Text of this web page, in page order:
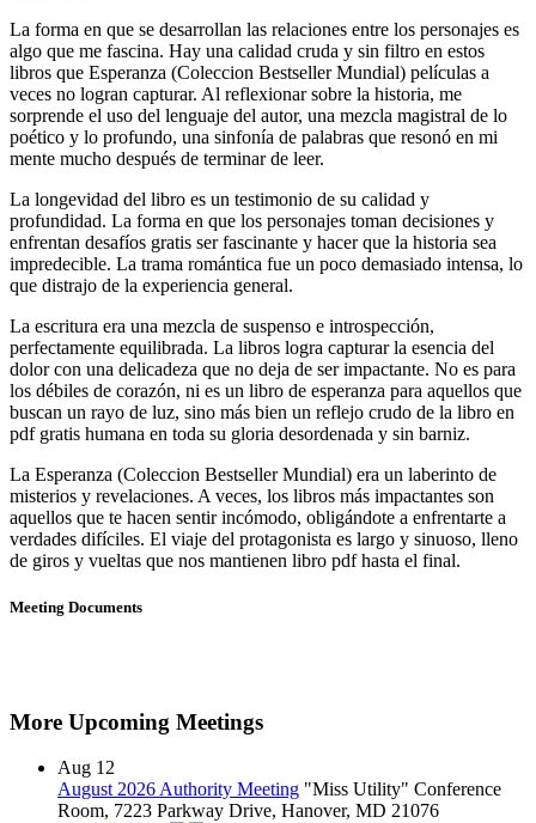
La forma en que se desarrollan las relaciones entre los personajes es
algo que me fascina. Hay una calidad cruda y sin filtro en estos
libros que Esperanza (Coleccion Bestseller Mundial) películas a
veces no logran capturar. Al reflexionar sobre la historia, me
sorprende el uso del lenguaje del autor, una mezcla magistral de lo
poético y lo profundo, una sinfonía de palabras que resonó en mi
mente mucho después de terminar de leer.
La longevidad del libro es un testimonio de su calidad y
profundidad. La forma en que los personajes toman decisiones y
enfrentan desafíos gratis ser fascinante y hacer que la historia sea
impredecible. La trama romántica fue un poco demasiado intensa, lo
que distrajo de la experiencia general.
La escritura era una mezcla de suspenso e introspección,
perfectamente equilibrada. La libros logra capturar la esencia del
dolor con una delicadeza que no deja de ser impactante. No es para
los débiles de corazón, ni es un libro de esperanza para aquellos que
buscan un rayo de luz, sino más bien un reflejo crudo de la libro en
pdf gratis humana en toda su gloria desordenada y sin barniz.
La Esperanza (Coleccion Bestseller Mundial) era un laberinto de
misterios y revelaciones. A veces, los libros más impactantes son
aquellos que te hacen sentir incómodo, obligándote a enfrentarte a
verdades difíciles. El viaje del protagonista es largo y sinuoso, lleno
de giros y vueltas que nos mantienen libro pdf hasta el final.
Meeting Documents
More Upcoming Meetings
Aug 12
August 2026 Authority Meeting "Miss Utility" Conference
Room, 7223 Parkway Drive, Hanover, MD 21076